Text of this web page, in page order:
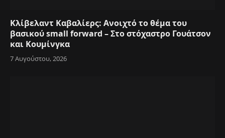
Κλίβελαντ Καβαλίερς: Ανοιχτό το θέμα του
βασικού small forward – Στο στόχαστρο Γουάτσον
και Κουμίνγκα
7 Αυγούστου, 2026